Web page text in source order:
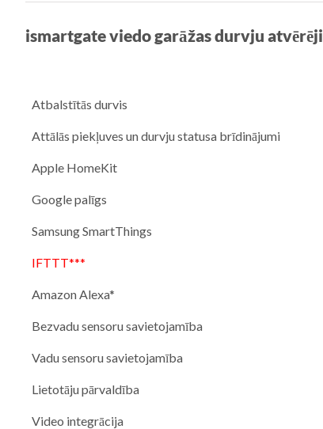
ismartgate viedo garāžas durvju atvērēji
Atbalstītās durvis
Attālās piekļuves un durvju statusa brīdinājumi
Apple HomeKit
Google palīgs
Samsung SmartThings
IFTTT***
Amazon Alexa*
Bezvadu sensoru savietojamība
Vadu sensoru savietojamība
Lietotāju pārvaldība
Video integrācija